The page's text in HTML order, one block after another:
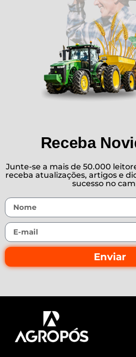
Receba
Junte-se a mais de 50.000
receba atualizações, artigos e
sucesso no
Enviar